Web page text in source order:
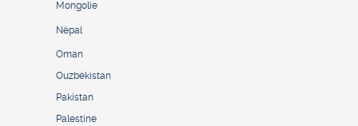
Mongolie
Népal
Oman
Ouzbékistan
Pakistan
Palestine